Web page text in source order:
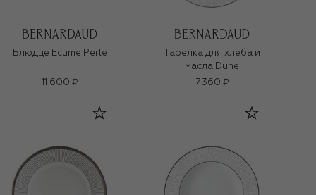
Блюдце Ecume Perle
11 600 ₽
Тарелка для хлеба и
масла Dune
7 360 ₽